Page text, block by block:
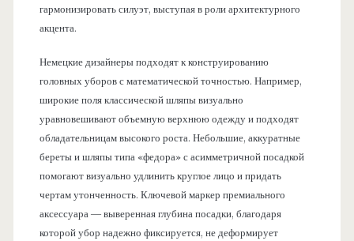
гармонизировать силуэт, выступая в роли архитектурного
акцента.
Немецкие дизайнеры подходят к конструированию
головных уборов с математической точностью. Например,
широкие поля классической шляпы визуально
уравновешивают объемную верхнюю одежду и подходят
обладательницам высокого роста. Небольшие, аккуратные
береты и шляпы типа «федора» с асимметричной посадкой
помогают визуально удлинить круглое лицо и придать
чертам утонченность. Ключевой маркер премиального
аксессуара — выверенная глубина посадки, благодаря
которой убор надежно фиксируется, не деформирует